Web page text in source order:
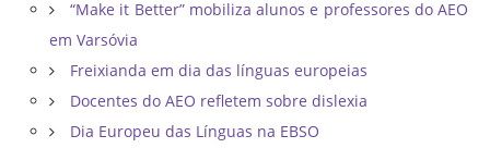
“Make it Better” mobiliza alunos e professores do AEO
em Varsóvia
Freixianda em dia das línguas europeias
Docentes do AEO refletem sobre dislexia
Dia Europeu das Línguas na EBSO